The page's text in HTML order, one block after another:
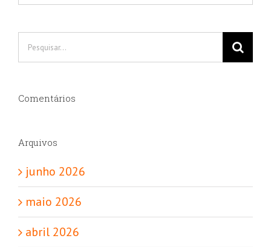
Buscar
resultados
Comentários
Arquivos
junho 2026
maio 2026
abril 2026